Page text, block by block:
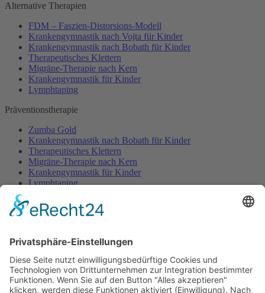
Alternative Therapien
FDM – Faszien-Distorsions-Modell
Krankengymnastik nach Vojta für Kinder
Krankengymnastik nach Bobath für Kinder
Therapeutisches Klettern
Migräne-Therapie nach Kern
Krankengymnastik für Kinder
Lymphtaping
Präventionstherapie
Zumba Gold
Krankengymnastik nach Bobath für Kinder
Therapeutisches Klettern
Migräne-Therapie nach Kern
Krankengymnastik für Kinder
Lymphtaping
Rücken Therapie
Aqua Fitness
FDM – Faszien-Distorsions-Modell
Zumba Gold
Rückbildungsgymnastik